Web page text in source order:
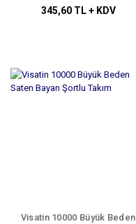
345,60 TL + KDV
Visatin 10000 Büyük Beden